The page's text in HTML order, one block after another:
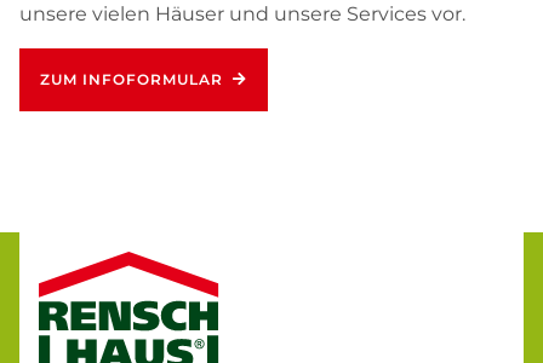
unsere vielen Häuser und unsere Services vor.
ZUM INFOFORMULAR